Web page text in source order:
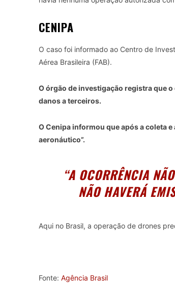
CENIPA
O caso foi informado ao Centro de
Aérea Brasileira (FAB).
O órgão de investigação registra que
danos a terceiros.
O Cenipa informou que após a coleta
aeronáutico”.
“A OCORRÊNCIA
NÃO HAVERÁ
Aqui no Brasil, a operação de drones
Fonte: Agência Brasil